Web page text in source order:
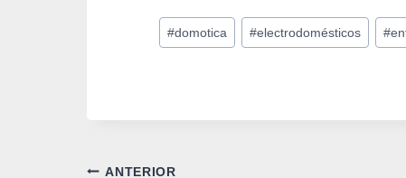
Etiquetas
de
#domotica #electrodomésticos #
ANTERIOR